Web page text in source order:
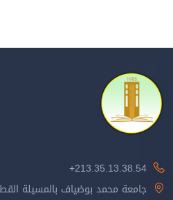
213.35.13.38.54+
جامعة محمد بوضياف بالمسيلة